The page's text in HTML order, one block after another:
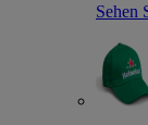
Sehen